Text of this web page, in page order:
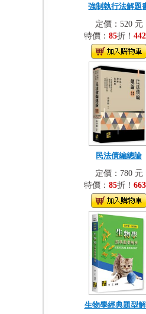
強制執行法解題
定價：520 元
特價： 85折！ 442
民法債編總論
定價：780 元
特價： 85折！ 663
生物學經典題型